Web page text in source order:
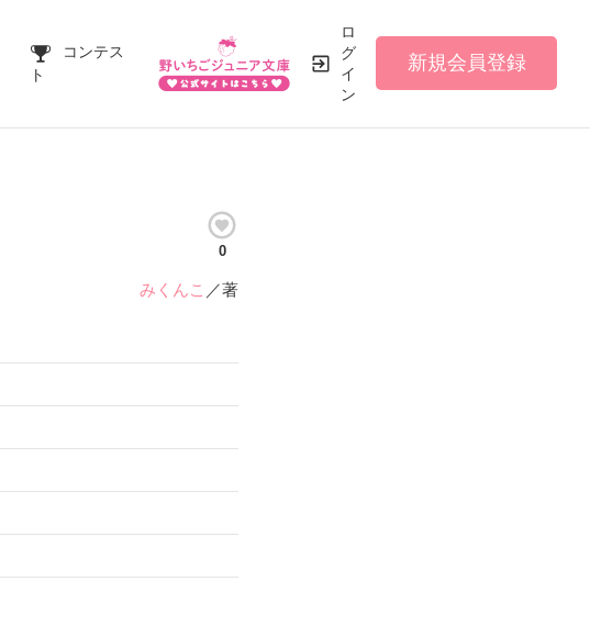
コンテス
ト
ロ
グ
イ
ン
新規会員登録
0
みくんこ ／著